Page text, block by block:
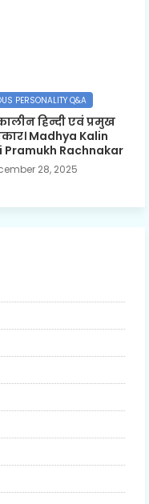
PERSONALITY Q&A
हिन्दी एवं प्रमुख
Madhya Kalin
Pramukh Rachnakar
28, 2025